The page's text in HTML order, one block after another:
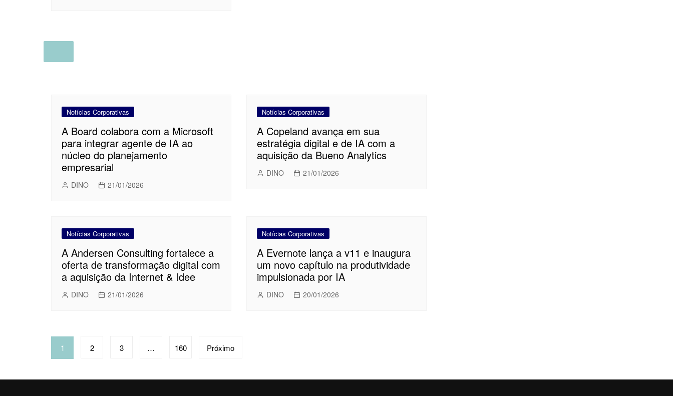
Notícias Corporativas
A Board colabora com a Microsoft
para integrar agente de IA ao
núcleo do planejamento
empresarial
DINO 21/01/2026
Notícias Corporativas
A Copeland avança em sua
estratégia digital e de IA com a
aquisição da Bueno Analytics
DINO 21/01/2026
Notícias Corporativas
A Andersen Consulting fortalece a
oferta de transformação digital com
a aquisição da Internet & Idee
DINO 21/01/2026
Notícias Corporativas
A Evernote lança a v11 e inaugura
um novo capítulo na produtividade
impulsionada por IA
DINO 20/01/2026
Navegação
por
posts
1 2 3 … 160 Próximo